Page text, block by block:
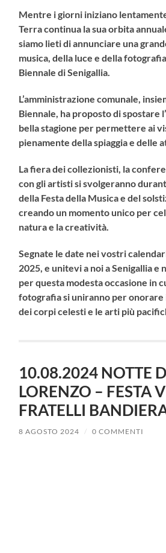
Mentre i giorni iniziano
Terra continua la sua orbita
siamo lieti di annunciare una
musica, della luce e della
Biennale di Senigallia.
L’amministrazione comunale,
Biennale, ha proposto di spostare
bella stagione per permettere ai
pienamente della spiaggia e delle
La fiera dei collezionisti, la
con gli artisti si svolgeranno
della Festa della Musica e del
creando un momento unico per
natura e la creatività.
Segnate le date nei vostri
2025, e unitevi a noi a Senigallia e
per questa modesta occasione in
fotografia si uniranno per onorare
dei corpi celesti e le arti più
10.08.2024 NOTTE
LORENZO – FESTA
FRATELLI
8 AGOSTO 2024 / 0 COMMENTI